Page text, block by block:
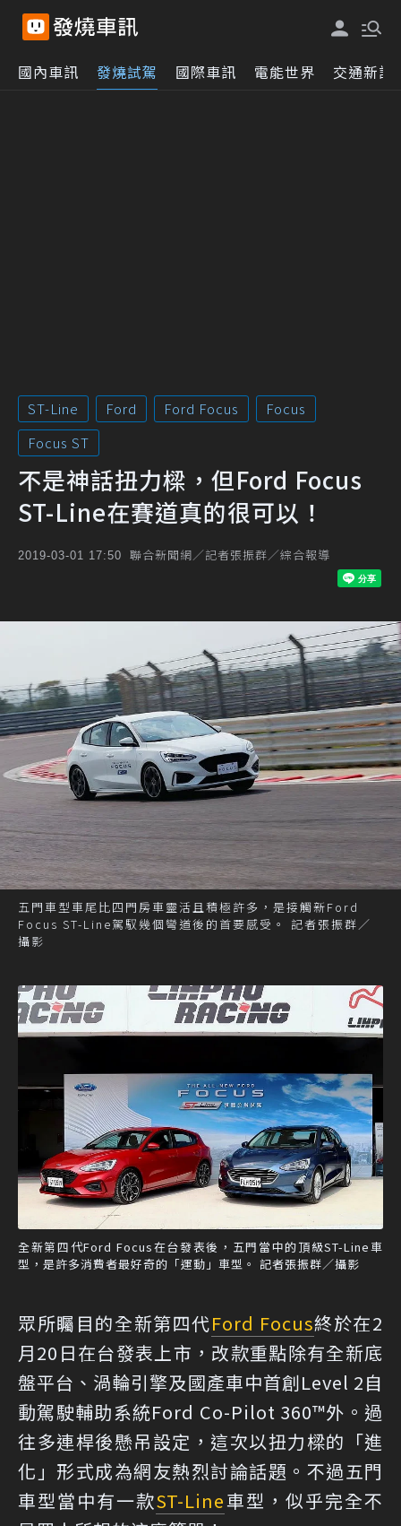
國內車訊 發燒試駕 國際車訊 電能世界 交通新訊
ST-Line Ford Ford Focus
Focus
Focus ST
不是神話扭力樑，但Ford Focus
ST-Line在賽道真的很可以！
2019-03-01 17:50 聯合新聞網／記者張振群／綜合報導
五門車型車尾比四門房車靈活且積極許多，是接觸新Ford
Focus ST-Line駕馭幾個彎道後的首要感受。 記者張振群／
攝影
全新第四代Ford Focus在台發表後，五門當中的頂級ST-Line車
型，是許多消費者最好奇的「運動」車型。 記者張振群／攝影
眾所矚目的全新第四代Ford Focus終於在2
月20日在台發表上市，改款重點除有全新底
盤平台、渦輪引擎及國產車中首創Level 2自
動駕駛輔助系統Ford Co-Pilot 360™外。過
往多連桿後懸吊設定，這次以扭力樑的「進
化」形式成為網友熱烈討論話題。不過五門
車型當中有一款ST-Line車型，似乎完全不